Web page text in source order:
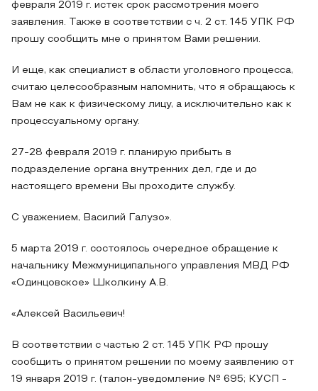
февраля 2019 г. истек срок рассмотрения моего
заявления. Также в соответствии с ч. 2 ст. 145 УПК РФ
прошу сообщить мне о принятом Вами решении.
И еще, как специалист в области уголовного процесса,
считаю целесообразным напомнить, что я обращаюсь к
Вам не как к физическому лицу, а исключительно как к
процессуальному органу.
27-28 февраля 2019 г. планирую прибыть в
подразделение органа внутренних дел, где и до
настоящего времени Вы проходите службу.
С уважением, Василий Галузо».
5 марта 2019 г. состоялось очередное обращение к
начальнику Межмуниципального управления МВД РФ
«Одинцовское» Школкину А.В.
«Алексей Васильевич!
В соответствии с частью 2 ст. 145 УПК РФ прошу
сообщить о принятом решении по моему заявлению от
19 января 2019 г. (талон-уведомление № 695; КУСП -